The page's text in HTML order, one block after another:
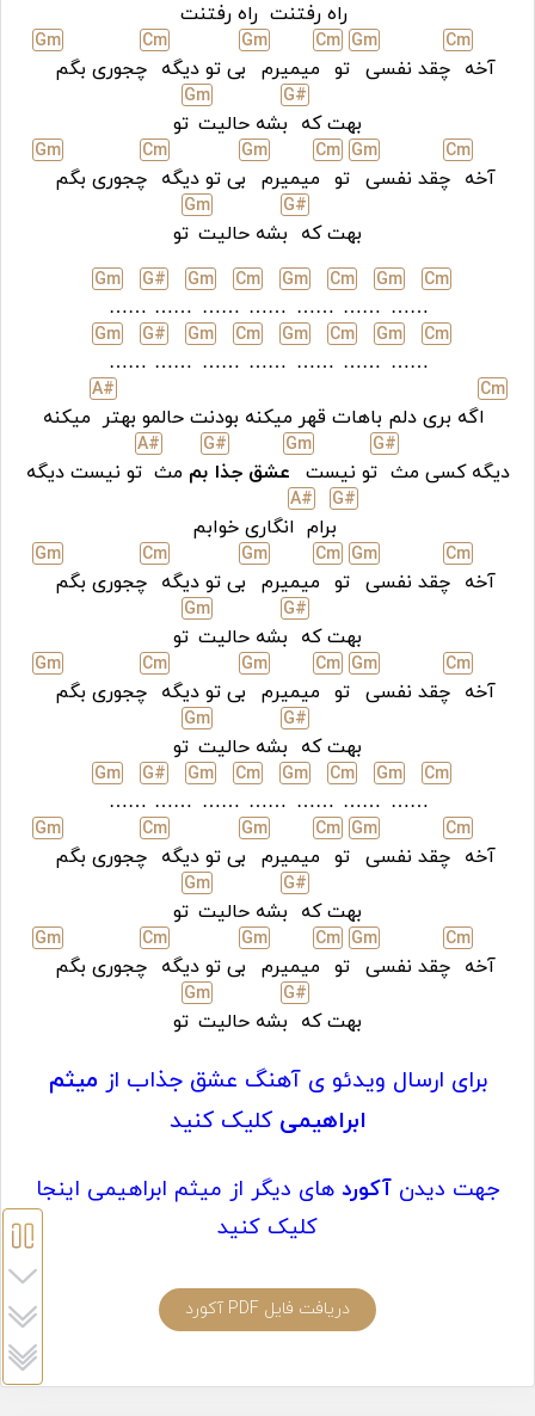
راه رفتنت راه رفتنت
آخه
Cm
چقد نفسی
Gm
تو
Cm
میمیرم
Gm
بی تو دیگه
Cm
چجوری بگم
Gm
بهت که
G#
بشه حالیت
Gm
تو
آخه
Cm
چقد نفسی
Gm
تو
Cm
میمیرم
Gm
بی تو دیگه
Cm
چجوری بگم
Gm
بهت که
G#
بشه حالیت
Gm
تو
Cm
……
Gm
……
Cm
……
Gm
……
Cm
……
Gm
……
G#
……
Gm
Cm
……
Gm
……
Cm
……
Gm
……
Cm
……
Gm
……
G#
……
Gm
Cm
اگه بری دلم باهات قهر میکنه بودنت حالمو بهتر
A#
میکنه
دیگه کسی مث
G#
تو نیست
Gm
عشق جذا
G#
بم مث
A#
تو نیست دیگه
G#
برام
A#
انگاری خوابم
آخه
Cm
چقد نفسی
Gm
تو
Cm
میمیرم
Gm
بی تو دیگه
Cm
چجوری بگم
Gm
بهت که
G#
بشه حالیت
Gm
تو
آخه
Cm
چقد نفسی
Gm
تو
Cm
میمیرم
Gm
بی تو دیگه
Cm
چجوری بگم
Gm
بهت که
G#
بشه حالیت
Gm
تو
Cm
……
Gm
……
Cm
……
Gm
……
Cm
……
Gm
……
G#
……
Gm
آخه
Cm
چقد نفسی
Gm
تو
Cm
میمیرم
Gm
بی تو دیگه
Cm
چجوری بگم
Gm
بهت که
G#
بشه حالیت
Gm
تو
آخه
Cm
چقد نفسی
Gm
تو
Cm
میمیرم
Gm
بی تو دیگه
Cm
چجوری بگم
Gm
بهت که
G#
بشه حالیت
Gm
تو
برای ارسال ویدئو ی آهنگ عشق جذاب ازمیثم
ابراهیمی کلیک کنید
جهت دیدن آکورد های دیگر از میثم ابراهیمی اینجا
کلیک کنید
دریافت فایل PDF آکورد